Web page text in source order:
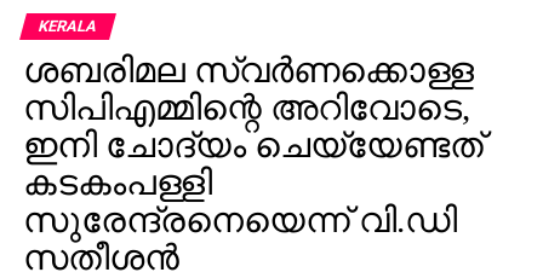
പിടിച്ച് ഒരു മുറിയിലേക്ക് കൊണ്ടുപോയി കതക് അടച്ചു.
വെറും അഞ്ച് മിനിറ്റിനുള്ളില്‍ തന്നെ എല്ലാ
പ്രശ്‌നങ്ങളും പരിഹരിച്ചതായി അദ്ദേഹം പറയുന്നു.
തുടര്‍ന്ന് മൂവരും ചിരിച്ചുകൊണ്ട് മുറിയില്‍ നിന്ന്
പുറത്തിറങ്ങുകയും, ‘എന്നാ തുടങ്ങാം’ എന്ന് മമ്മൂട്ടി
മേജര്‍ രവിയോടു പറയുകയും ചെയ്തതായാണ്
വെളിപ്പെടുത്തല്‍. മലയാള സിനിമയില്‍ ഏറ്റവും
കൃത്യവും സമയനിയമനമുള്ള നടന്‍
മമ്മൂട്ടിയാണെന്നും, ചെറിയ വിഷമങ്ങള്‍ വന്നാലും അത്
KERALA
ശബരിമല സ്വര്‍ണക്കൊള്ള
സിപിഎമ്മിന്റെ അറിവോടെ,
ഇനി ചോദ്യം ചെയ്യേണ്ടത്
കടകംപള്ളി
സുരേന്ദ്രനെയെന്ന് വി.ഡി
സതീശന്‍